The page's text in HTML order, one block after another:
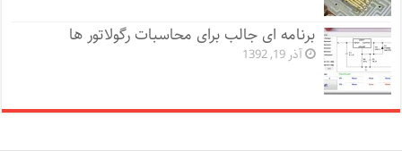
برنامه ای جالب برای محاسبات رگولاتور ها
آذر 19, 1392